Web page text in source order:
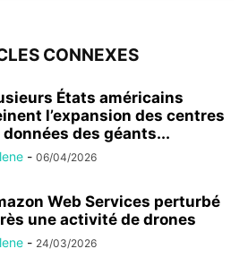
CONNEXES
États américains
l’expansion des centres
données des géants...
- 06/04/2026
Web Services perturbé
une activité de drones
- 24/03/2026